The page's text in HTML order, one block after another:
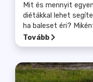
Mit és mennyit
diétákkal lehet
ha baleset éri?
Tovább